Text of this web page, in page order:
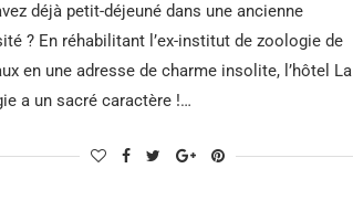
déjà petit-déjeuné dans une ancienne
? En réhabilitant l’ex-institut de zoologie de
en une adresse de charme insolite, l’hôtel La
a un sacré caractère !…